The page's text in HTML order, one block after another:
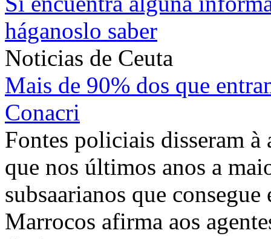
háganoslo saber
Noticias de Ceuta
Mais de 90% dos que
Conacri
Fontes policiais disseram
que nos últimos anos a
subsaarianos que
Marrocos afirma aos